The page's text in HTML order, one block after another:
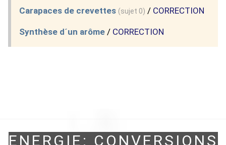
Carapaces de crevettes (sujet 0) / CORRECTION
Synthèse d´un arôme / CORRECTION
ENERGIE: CONVERSIONS